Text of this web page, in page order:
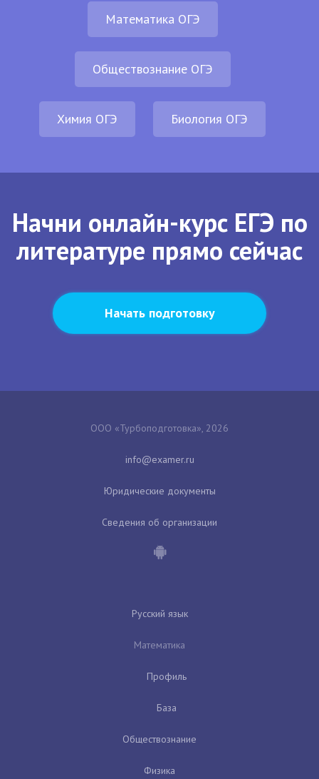
Математика ОГЭ
Обществознание ОГЭ
Химия ОГЭ Биология ОГЭ
Начни онлайн-курс ЕГЭ по
литературе прямо сейчас
Начать подготовку
ООО «Турбоподготовка», 2026
Юридические документы
Сведения об организации
Русский язык
Математика
Профиль
База
Обществознание
Физика